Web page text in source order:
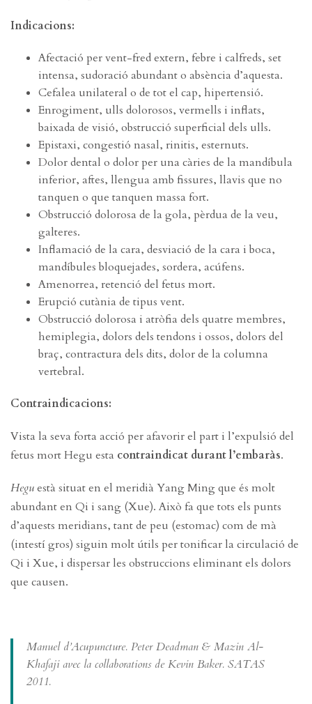
Indicacions:
Afectació per vent-fred extern, febre i calfreds, set
intensa, sudoració abundant o absència d’aquesta.
Cefalea unilateral o de tot el cap, hipertensió.
Enrogiment, ulls dolorosos, vermells i inflats,
baixada de visió, obstrucció superficial dels ulls.
Epistaxi, congestió nasal, rinitis, esternuts.
Dolor dental o dolor per una càries de la mandíbula
inferior, aftes, llengua amb fissures, llavis que no
tanquen o que tanquen massa fort.
Obstrucció dolorosa de la gola, pèrdua de la veu,
galteres.
Inflamació de la cara, desviació de la cara i boca,
mandíbules bloquejades, sordera, acúfens.
Amenorrea, retenció del fetus mort.
Erupció cutània de tipus vent.
Obstrucció dolorosa i atròfia dels quatre membres,
hemiplegia, dolors dels tendons i ossos, dolors del
braç, contractura dels dits, dolor de la columna
vertebral.
Contraindicacions:
Vista la seva forta acció per afavorir el part i l’expulsió del
fetus mort Hegu esta contraindicat durant l’embaràs.
Heguestà situat en el meridià Yang Ming que és molt
abundant en Qi i sang (Xue). Això fa que tots els punts
d’aquests meridians, tant de peu (estomac) com de mà
(intestí gros) siguin molt útils per tonificar la circulació de
Qi i Xue, i dispersar les obstruccions eliminant els dolors
que causen.
Manuel d’Acupuncture. Peter Deadman & Mazin Al-
Khafaji avec la collaborations de Kevin Baker. SATAS
2011.